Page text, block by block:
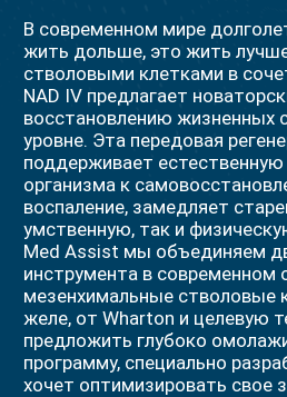
В современном мире
жить дольше, это жить
стволовыми клетками в
NAD IV предлагает
восстановлению жизненных
уровне. Эта передовая
поддерживает
организма к
воспаление, замедляет
умственную, так и
Med Assist мы объединяем
инструмента в современном
мезенхимальные стволовые
желе, от Wharton и целевую
предложить глубоко
программу, специально
хочет оптимизировать свое